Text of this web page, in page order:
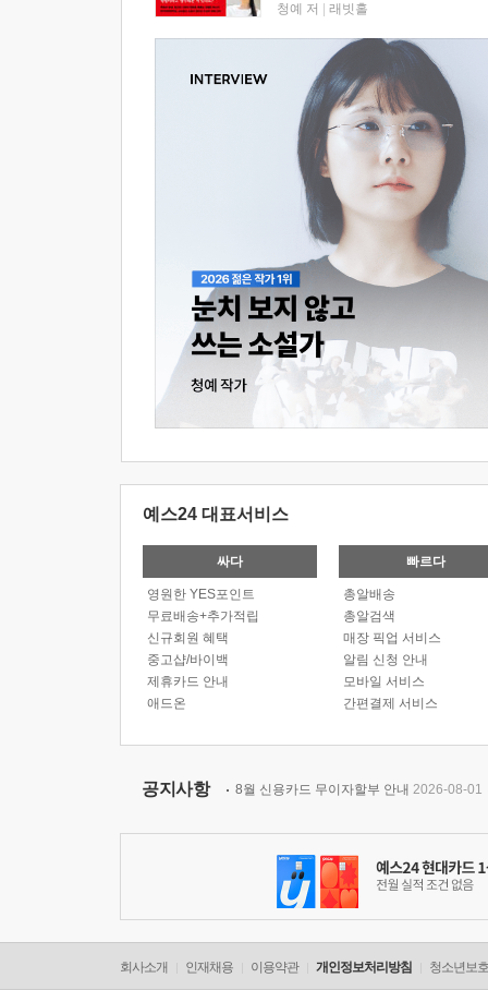
청예 저 래빗홀
예스24 대표서비스
싸다
영원한 YES포인트
무료배송+추가적립
신규회원 혜택
중고샵/바이백
제휴카드 안내
애드온
빠르다
총알배송
총알검색
매장 픽업 서비스
알림 신청 안내
모바일 서비스
간편결제 서비스
공지사항 8월 신용카드 무이자할부 안내 2026-08-01
회사소개 인재채용 이용약관 개인정보처리방침 청소년보